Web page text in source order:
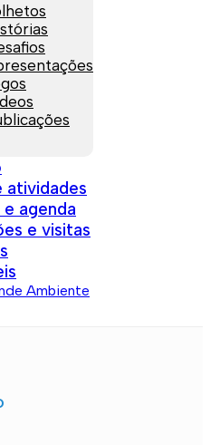
atividades
agenda
e visitas